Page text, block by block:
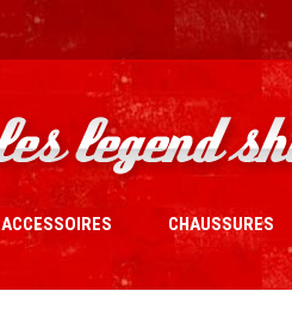
ACCESSOIRES CHAUSSURES